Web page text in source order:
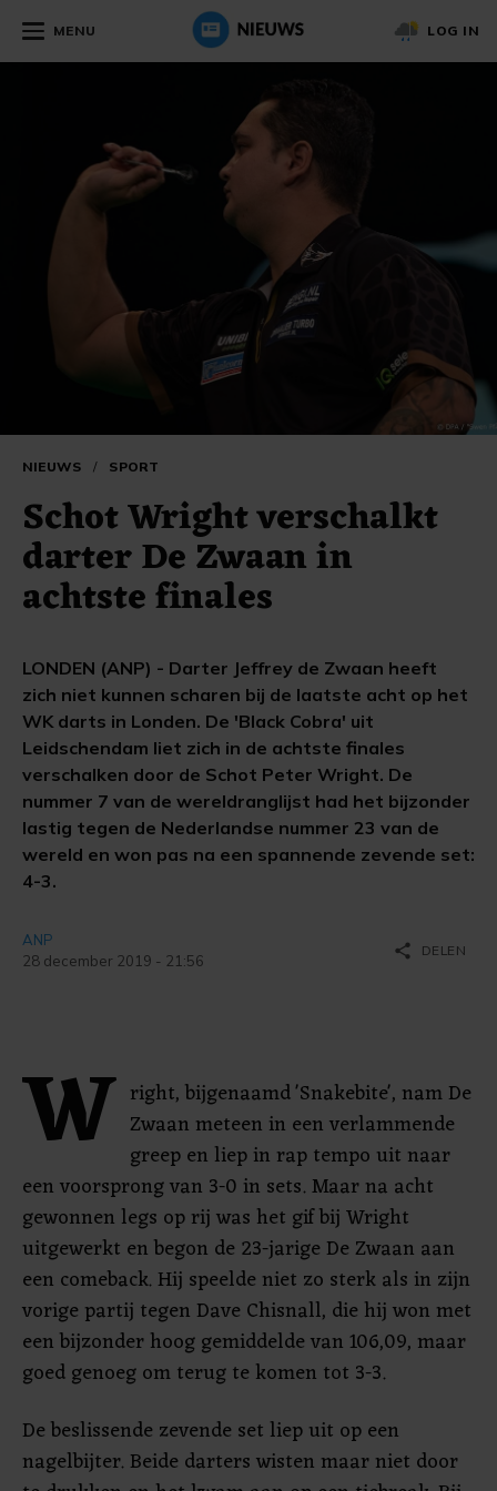
MENU LOG IN
NIEUWS / SPORT
Schot Wright verschalkt
darter De Zwaan in
achtste finales
LONDEN (ANP) - Darter Jeffrey de Zwaan heeft
zich niet kunnen scharen bij de laatste acht op het
WK darts in Londen. De 'Black Cobra' uit
Leidschendam liet zich in de achtste finales
verschalken door de Schot Peter Wright. De
nummer 7 van de wereldranglijst had het bijzonder
lastig tegen de Nederlandse nummer 23 van de
wereld en won pas na een spannende zevende set:
4-3.
ANP
28 december 2019 - 21:56
share DELEN
W right, bijgenaamd 'Snakebite', nam De
Zwaan meteen in een verlammende
greep en liep in rap tempo uit naar
een voorsprong van 3-0 in sets. Maar na acht
gewonnen legs op rij was het gif bij Wright
uitgewerkt en begon de 23-jarige De Zwaan aan
een comeback. Hij speelde niet zo sterk als in zijn
vorige partij tegen Dave Chisnall, die hij won met
een bijzonder hoog gemiddelde van 106,09, maar
goed genoeg om terug te komen tot 3-3.
De beslissende zevende set liep uit op een
nagelbijter. Beide darters wisten maar niet door